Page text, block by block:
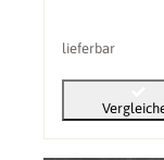
lieferbar